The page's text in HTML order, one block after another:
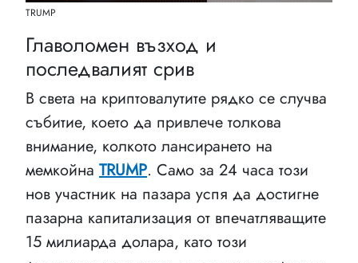
TRUMP
Главоломен възход и
последвалият срив
В света на криптовалутите рядко се случва
събитие, което да привлече толкова
внимание, колкото лансирането на
мемкойна TRUMP. Само за 24 часа този
нов участник на пазара успя да достигне
пазарна капитализация от впечатляващите
15 милиарда долара, като този